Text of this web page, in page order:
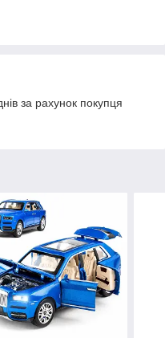
за рахунок покупця